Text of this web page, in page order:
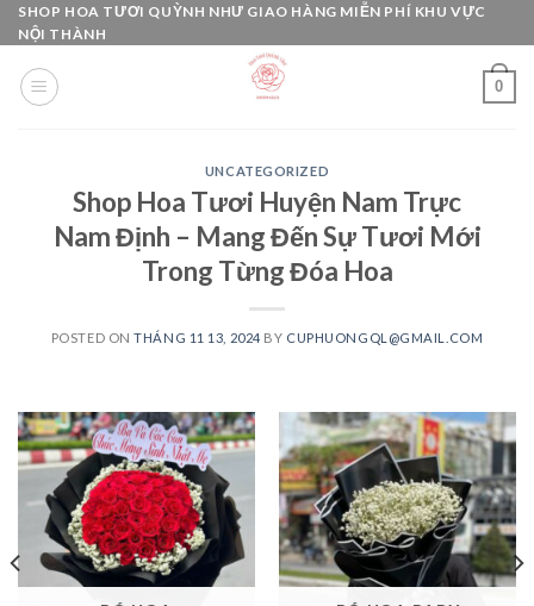
Skip
to
content
SHOP HOA TƯƠI QUỲNH NHƯ GIAO HÀNG MIỄN PHÍ KHU VỰC
NỘI THÀNH
0
UNCATEGORIZED
Shop Hoa Tươi Huyện Nam Trực
Nam Định – Mang Đến Sự Tươi Mới
Trong Từng Đóa Hoa
POSTED ONTHÁNG 11 13, 2024 BY CUPHUONGQL@GMAIL.COM